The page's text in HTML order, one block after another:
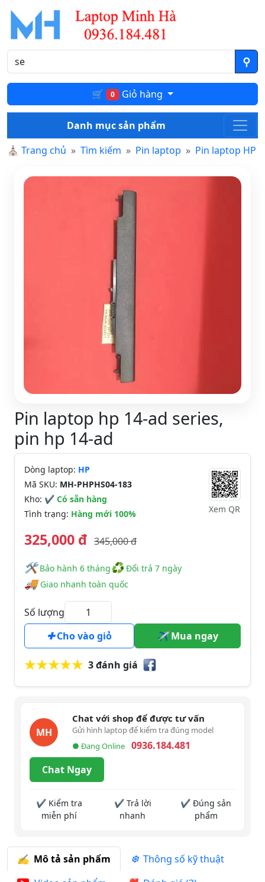
🛒 0 Giỏ hàng
Danh mục sản phẩm
⛪ Trang chủ Tìm kiếm Pin laptop Pin laptop HP
Pin laptop hp 14-ad series,
pin hp 14-ad
Dòng laptop: HP
Mã SKU: MH-PHPHS04-183
Kho: ✔ Có sẵn hàng
Tình trạng: Hàng mới 100% Xem QR
325,000 đ 345,000 đ
🛠️️ Bảo hành 6 tháng♻Đổi trả 7 ngày
🚚Giao nhanh toàn quốc
Số lượng
Cho vào giỏ
Mua ngay
3 đánh giá
MH
Chat với shop để được tư vấn
Gửi hình laptop để kiểm tra đúng model
● Đang Online
0936.184.481
Chat Ngay
✔ Kiểm tra
miễn phí
✔ Trả lời
nhanh
✔ Đúng sản
phẩm
Mô tả sản phẩm
Thông số kỹ thuật